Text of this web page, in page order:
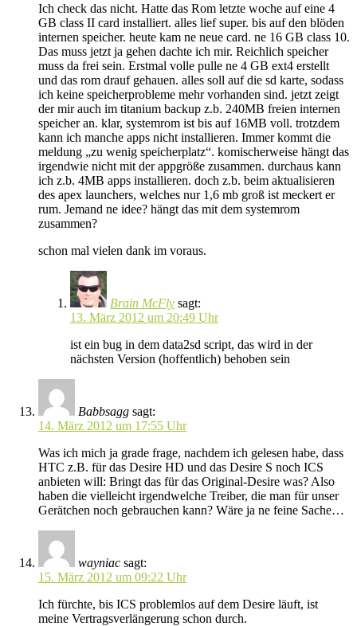
Ich check das nicht. Hatte das Rom letzte woche auf eine 4
GB class II card installiert. alles lief super. bis auf den blöden
internen speicher. heute kam ne neue card. ne 16 GB class 10.
Das muss jetzt ja gehen dachte ich mir. Reichlich speicher
muss da frei sein. Erstmal volle pulle ne 4 GB ext4 erstellt
und das rom drauf gehauen. alles soll auf die sd karte, sodass
ich keine speicherprobleme mehr vorhanden sind. jetzt zeigt
der mir auch im titanium backup z.b. 240MB freien internen
speicher an. klar, systemrom ist bis auf 16MB voll. trotzdem
kann ich manche apps nicht installieren. Immer kommt die
meldung „zu wenig speicherplatz“. komischerweise hängt das
irgendwie nicht mit der appgröße zusammen. durchaus kann
ich z.b. 4MB apps installieren. doch z.b. beim aktualisieren
des apex launchers, welches nur 1,6 mb groß ist meckert er
rum. Jemand ne idee? hängt das mit dem systemrom
zusammen?
schon mal vielen dank im voraus.
Brain McFly sagt:
13. März 2012 um 20:49 Uhr
ist ein bug in dem data2sd script, das wird in der
nächsten Version (hoffentlich) behoben sein
Babbsagg sagt:
14. März 2012 um 17:55 Uhr
Was ich mich ja grade frage, nachdem ich gelesen habe, dass
HTC z.B. für das Desire HD und das Desire S noch ICS
anbieten will: Bringt das für das Original-Desire was? Also
haben die vielleicht irgendwelche Treiber, die man für unser
Gerätchen noch gebrauchen kann? Wäre ja ne feine Sache…
wayniac sagt:
15. März 2012 um 09:22 Uhr
Ich fürchte, bis ICS problemlos auf dem Desire läuft, ist
meine Vertragsverlängerung schon durch.